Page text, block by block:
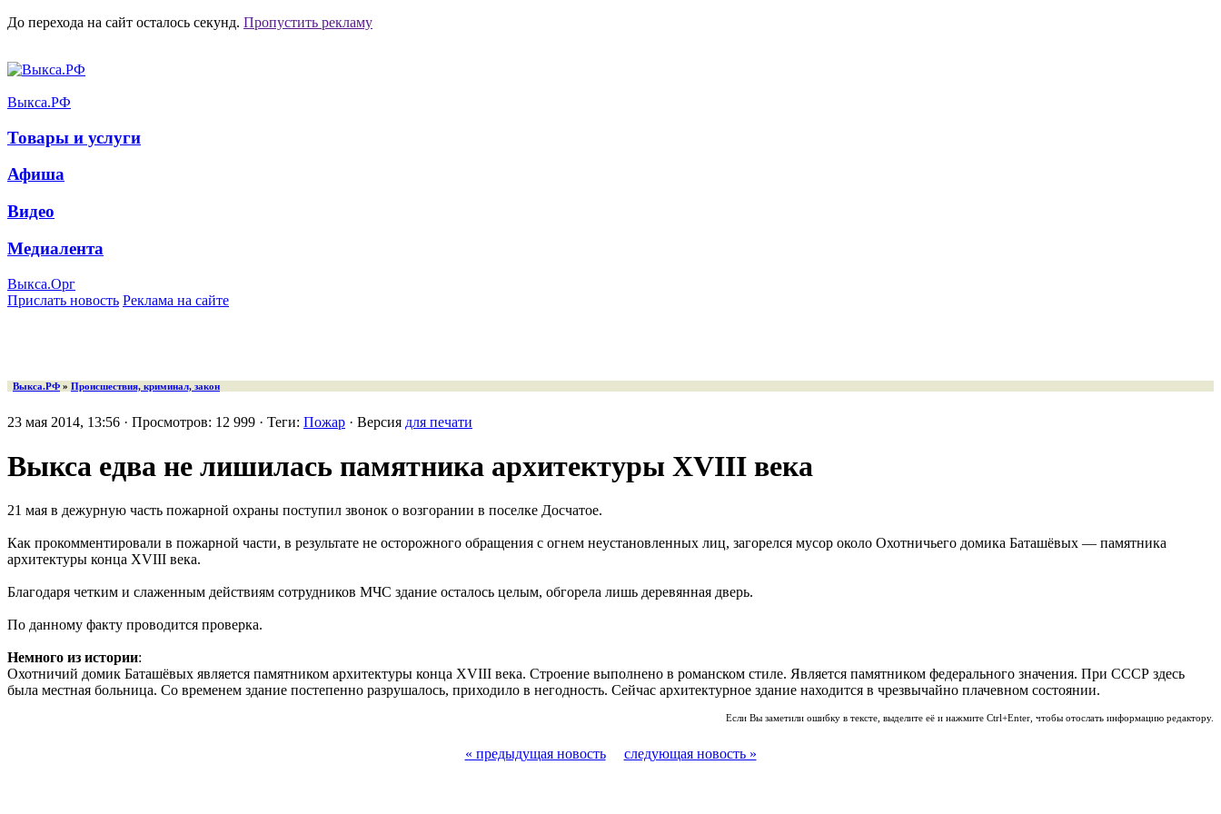
До перехода на сайт осталось секунд. Пропустить рекламу
Выкса.РФ
Товары и услуги
Афиша
Видео
Медиалента
Выкса.Орг
Прислать новость Реклама на сайте
Выкса.РФ » Происшествия, криминал, закон
23 мая 2014, 13:56 · Просмотров: 12 999 · Теги: Пожар · Версия для печати
Выкса едва не лишилась памятника архитектуры XVIII века
21 мая в дежурную часть пожарной охраны поступил звонок о возгорании в поселке Досчатое.
Как прокомментировали в пожарной части, в результате не осторожного обращения с огнем неустановленных лиц, загорелся мусор около Охотничьего домика Баташёвых — памятника
архитектуры конца XVIII века.
Благодаря четким и слаженным действиям сотрудников МЧС здание осталось целым, обгорела лишь деревянная дверь.
По данному факту проводится проверка.
Немного из истории:
Охотничий домик Баташёвых является памятником архитектуры конца XVIII века. Строение выполнено в романском стиле. Является памятником федерального значения. При СССР здесь
была местная больница. Со временем здание постепенно разрушалось, приходило в негодность. Сейчас архитектурное здание находится в чрезвычайно плачевном состоянии.
Если Вы заметили ошибку в тексте, выделите её и нажмите Ctrl+Enter, чтобы отослать информацию редактору.
« предыдущая новость следующая новость »